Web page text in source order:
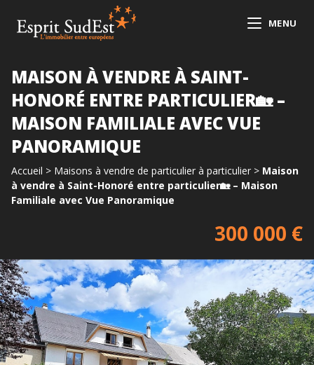
MENU
MAISON À VENDRE À SAINT-
HONORÉ ENTRE PARTICULIER🏡 –
MAISON FAMILIALE AVEC VUE
PANORAMIQUE
Accueil > Maisons à vendre de particulier à particulier > Maison
à vendre à Saint-Honoré entre particulier🏡 – Maison
Familiale avec Vue Panoramique
300 000 €